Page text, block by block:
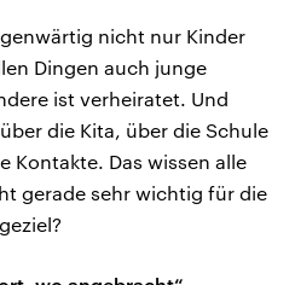
nicht nur Kinder
Dingen auch junge
ist verheiratet. Und
die Kita, über die Schule
Kontakte. Das wissen alle
gerade sehr wichtig für die